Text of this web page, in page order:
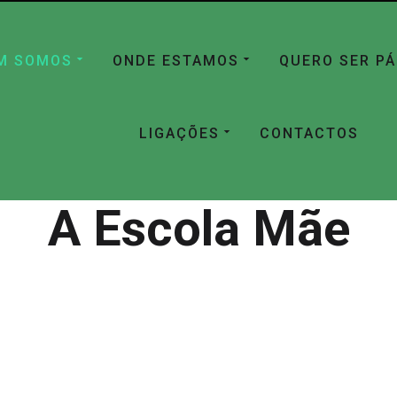
SOMOS ONDE ESTAMOS QUERO SER
LIGAÇÕES CONTACTOS
A Escola Mãe